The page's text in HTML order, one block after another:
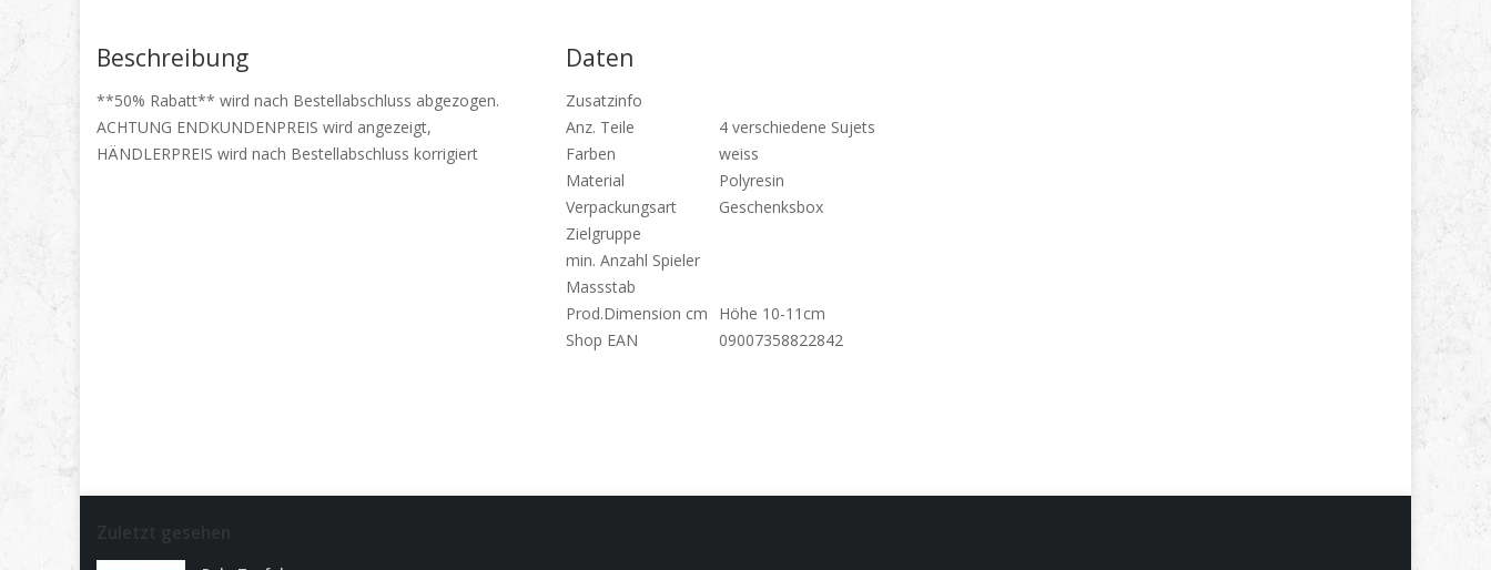
Beschreibung
**50% Rabatt** wird nach Bestellabschluss abgezogen.
ACHTUNG ENDKUNDENPREIS wird angezeigt,
HÄNDLERPREIS wird nach Bestellabschluss korrigiert
Daten
Zusatzinfo
Anz. Teile
4 verschiedene Sujets
Farben
weiss
Material
Polyresin
Verpackungsart
Geschenksbox
Zielgruppe
min. Anzahl Spieler
Massstab
Prod.Dimension cm
Höhe 10-11cm
Shop EAN
09007358822842